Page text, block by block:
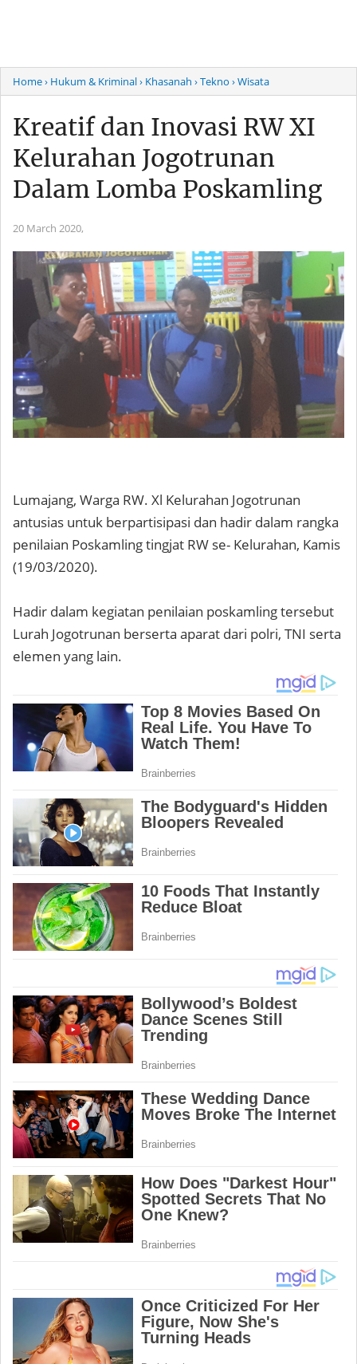
Home› Hukum & Kriminal› Khasanah › Tekno › Wisata
Kreatif dan Inovasi RW XI
Kelurahan Jogotrunan
Dalam Lomba Poskamling
20 March 2020,
Lumajang, Warga RW. Xl Kelurahan Jogotrunan
antusias untuk berpartisipasi dan hadir dalam rangka
penilaian Poskamling tingjat RW se- Kelurahan, Kamis
(19/03/2020).
Hadir dalam kegiatan penilaian poskamling tersebut
Lurah Jogotrunan berserta aparat dari polri, TNI serta
elemen yang lain.